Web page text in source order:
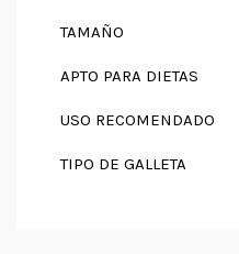
TAMAÑO
APTO PARA DIETAS
USO RECOMENDADO
TIPO DE GALLETA